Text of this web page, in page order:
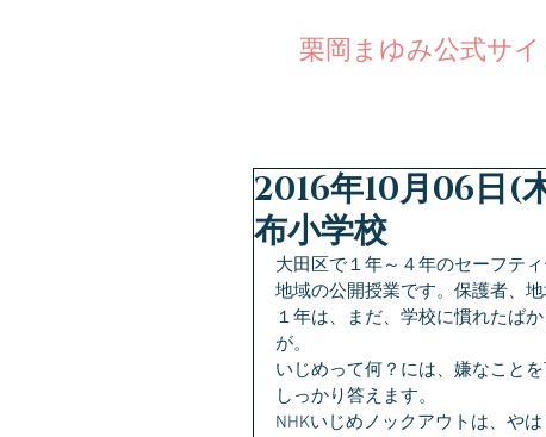
栗岡まゆみ公式サイ
2016年10月06日(
布小学校
大田区で１年～４年のセーフテ
地域の公開授業です。保護者、
１年は、まだ、学校に慣れたば
が。
いじめって何？には、嫌なこと
しっかり答えます。
NHKいじめノックアウトは、や